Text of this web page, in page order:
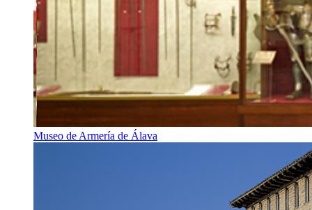
Museo de Armería de Álava